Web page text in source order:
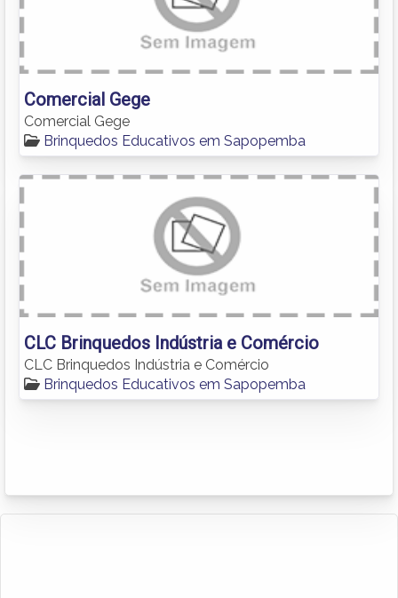
Comercial Gege
Comercial Gege
Brinquedos Educativos em Sapopemba
CLC Brinquedos Indústria e Comércio
CLC Brinquedos Indústria e Comércio
Brinquedos Educativos em Sapopemba